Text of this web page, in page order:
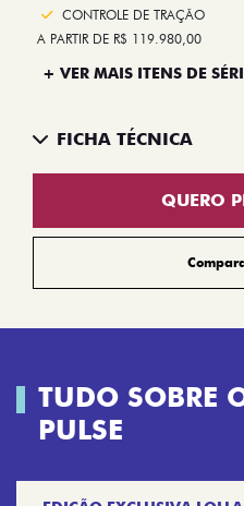
CONTROLE DE TRAÇÃO
A PARTIR DE R$ 119.980,00
+ VER MAIS ITENS DE
FICHA TÉCNICA
QUERO
TUDO SOBRE
PULSE